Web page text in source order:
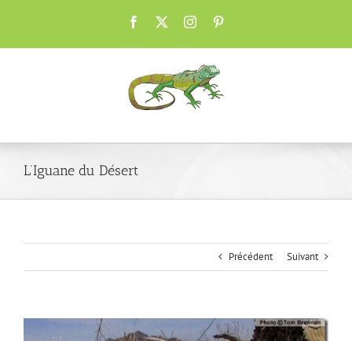
Facebook Instagram
L’Iguane du Désert
Précédent Suivant